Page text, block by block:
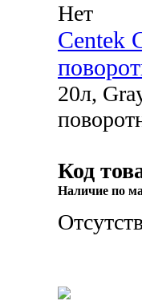
Нет
Centek
20л,
Код
Наличие по